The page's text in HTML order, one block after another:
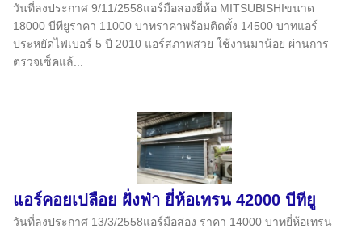
วันที่ลงประกาศ 9/11/2558แอร์มือสองยี่ห้อ MITSUBISHIขนาด
18000 บีทียูราคา 11000 บาทราคาพร้อมติดตั้ง 14500 บาทแอร์
ประหยัดไฟเบอร์ 5 ปี 2010 แอร์สภาพสวย ใช้งานมาน้อย ผ่านการ
ตรวจเซ็คแล้...
แอร์คอยเปลือย ฝั่งฟ่า ยี่ห้อเทรน 42000 บีทียู
วันที่ลงประกาศ 13/3/2558แอร์มือสอง ราคา 14000 บาทยี่ห้อเทรน